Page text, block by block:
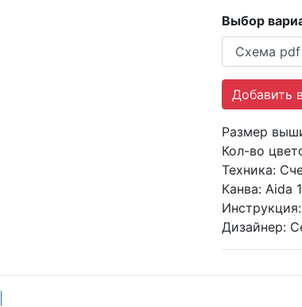
Выбор
Размер
Кол-во
Техника:
Канва: Aida
Инструкция:
Дизайнер: